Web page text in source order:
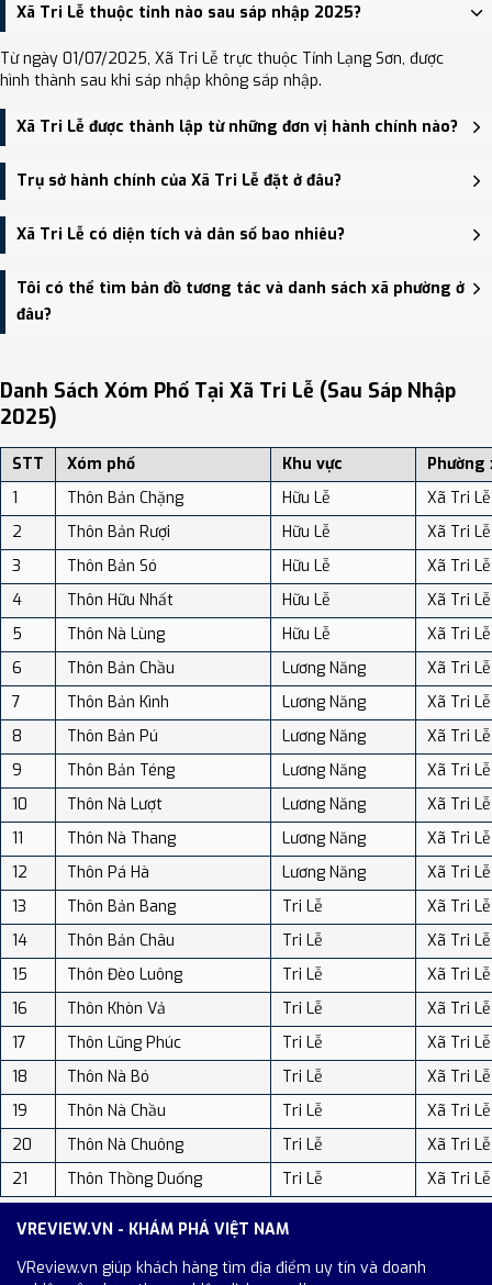
Xã Tri Lễ thuộc tỉnh nào sau sáp nhập 2025?
Từ ngày 01/07/2025, Xã Tri Lễ trực thuộc Tỉnh Lạng Sơn, được
hình thành sau khi sáp nhập không sáp nhập.
Xã Tri Lễ được thành lập từ những đơn vị hành chính nào?
Xã Tri Lễ được thành lập trên cơ sở sáp nhập Xã Lương Năng, Xã
Hữu Lễ, Xã Tri Lễ.
Trụ sở hành chính của Xã Tri Lễ đặt ở đâu?
Trụ sở hành chính mới của Xã Tri Lễ đặt tại Trụ sở Đảng ủy, HĐND,
UBND xã Tri Lễ - trung tâm khu vực thuận tiện giao thông.
Xã Tri Lễ có diện tích và dân số bao nhiêu?
Xã Tri Lễ có Diện tích: 243.95 km², Dân số: 14,432 người, Mật độ
dân số: Khoảng 59.16 người/km²
Tôi có thể tìm bản đồ tương tác và danh sách xã phường ở
đâu?
địa điểm tại: VReview.vn - Nền tảng review địa điểm, dịch vụ và du
lịch uy tín tại Việt Nam.
Danh Sách Xóm Phố Tại Xã Tri Lễ (sau Sáp Nhập
2025)
STT Xóm phố Khu vực
Phường
1
Thôn Bản Chặng Hữu Lễ
Xã Tri Lễ
2
Thôn Bản Rượi Hữu Lễ
Xã Tri Lễ
3
Thôn Bản Só Hữu Lễ
Xã Tri Lễ
4
Thôn Hữu Nhất Hữu Lễ
Xã Tri Lễ
5
Thôn Nà Lùng Hữu Lễ
Xã Tri Lễ
6
Thôn Bản Chầu Lương Năng
Xã Tri Lễ
7
Thôn Bản Kình Lương Năng
Xã Tri Lễ
8
Thôn Bản Pú Lương Năng
Xã Tri Lễ
9
Thôn Bản Téng Lương Năng
Xã Tri Lễ
10
Thôn Nà Lượt Lương Năng
Xã Tri Lễ
11
Thôn Nà Thang Lương Năng
Xã Tri Lễ
12
Thôn Pá Hà Lương Năng
Xã Tri Lễ
13
Thôn Bản Bang Tri Lễ
Xã Tri Lễ
14
Thôn Bản Châu Tri Lễ
Xã Tri Lễ
15
Thôn Đèo Luông Tri Lễ
Xã Tri Lễ
16
Thôn Khòn Vả Tri Lễ
Xã Tri Lễ
17
Thôn Lũng Phúc Tri Lễ
Xã Tri Lễ
18
Thôn Nà Bó Tri Lễ
Xã Tri Lễ
19
Thôn Nà Chầu Tri Lễ
Xã Tri Lễ
20
Thôn Nà Chuông Tri Lễ
Xã Tri Lễ
21
Thôn Thồng Duống Tri Lễ Xã Tri Lễ
VREVIEW.VN - KHÁM PHÁ VIỆT NAM
VReview.vn giúp khách hàng tìm địa điểm uy tín và doanh